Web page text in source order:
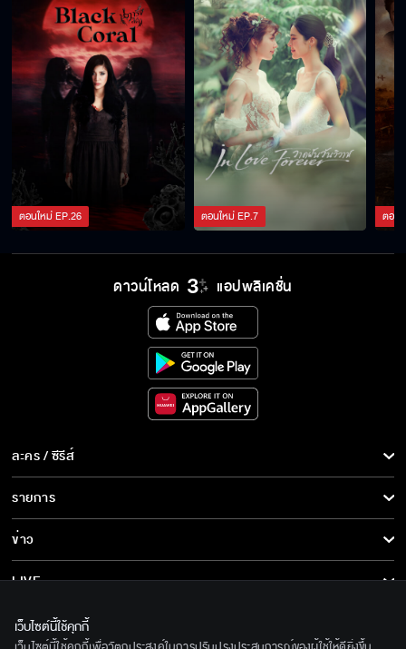
ตอนใหม่EP.26 ตอนใหม่EP.7 ตอน
ดาวน์โหลด แอปพลิเคชั่น
ละคร / ซีรีส์
ละคร/ซีรีส์
ซีรีส์นานาชาติ
การ์ตูน & เกม
รายการ
รายการทั้งหมด
ข่าว
ข่าวทั้งหมด
ข่าวประชาสัมพันธ์
LIVE
เกี่ยวกับเรา
เว็บไซต์นี้ใช้คุกกี้